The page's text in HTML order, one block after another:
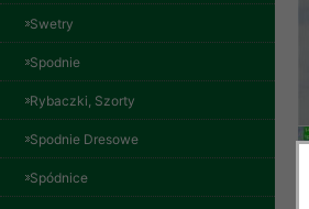
Swetry
Spodnie
Rybaczki, Szorty
Spodnie Dresowe
Spódnice
Spodnie damskie